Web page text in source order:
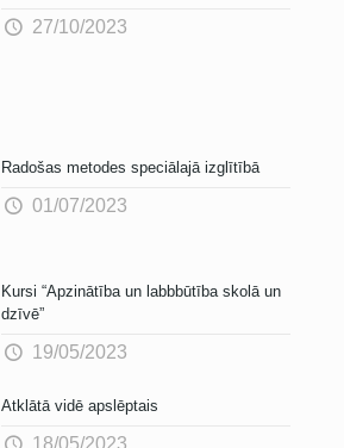
27/10/2023
Radošas metodes speciālajā izglītībā
01/07/2023
Kursi “Apzinātība un labbbūtība skolā un
dzīvē”
19/05/2023
Atklātā vidē apslēptais
18/05/2023